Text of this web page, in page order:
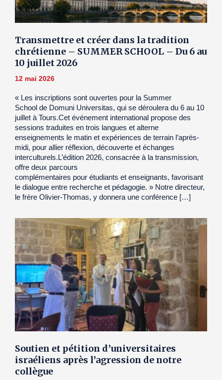
Transmettre et créer dans la tradition
chrétienne – SUMMER SCHOOL – Du 6 au
10 juillet 2026
12 mai 2026
« Les inscriptions sont ouvertes pour la Summer
School de Domuni Universitas, qui se déroulera du 6 au 10
juillet à Tours.Cet événement international propose des
sessions traduites en trois langues et alterne
enseignements le matin et expériences de terrain l’après-
midi, pour allier réflexion, découverte et échanges
interculturels.L’édition 2026, consacrée à la transmission,
offre deux parcours
complémentaires pour étudiants et enseignants, favorisant
le dialogue entre recherche et pédagogie. » Notre directeur,
le frère Olivier-Thomas, y donnera une conférence […]
Soutien et pétition d’universitaires
israéliens après l’agression de notre
collègue